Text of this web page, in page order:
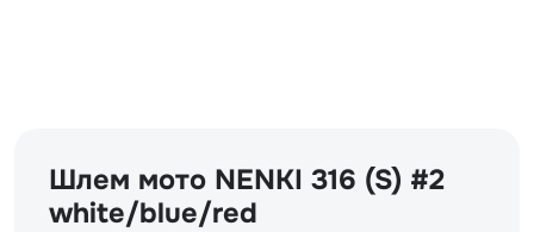
Шлем мото NENKI 316 (S) #2
white/blue/red